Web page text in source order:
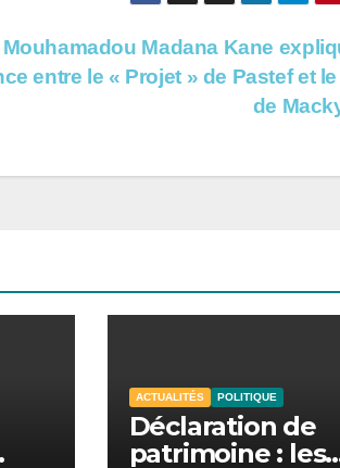
Mouhamadou Madana Kane
entre le « Projet » de Pastef et le
de
ACTUALITÉS POLITIQUE
Déclaration de
patrimoine : les